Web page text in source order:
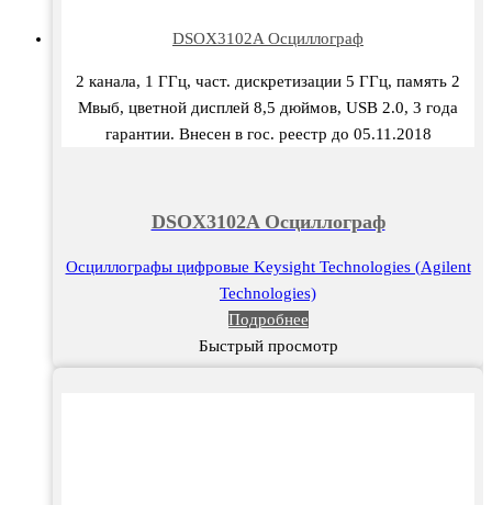
DSOX3102A Осциллограф
2 канала, 1 ГГц, част. дискретизации 5 ГГц, память 2
Мвыб, цветной дисплей 8,5 дюймов, USB 2.0, 3 года
гарантии. Внесен в гос. реестр до 05.11.2018
DSOX3102A Осциллограф
Осциллографы цифровые Keysight Technologies (Agilent
Technologies)
Подробнее
Быстрый просмотр